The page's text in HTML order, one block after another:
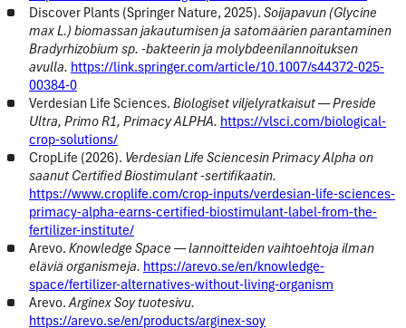
Discover Plants (Springer Nature, 2025). Soijapavun (Glycine
max L.) biomassan jakautumisen ja satomäärien parantaminen
Bradyrhizobium sp. -bakteerin ja molybdeenilannoituksen
avulla. https://link.springer.com/article/10.1007/s44372-025-
00384-0
Verdesian Life Sciences. Biologiset viljelyratkaisut — Preside
Ultra, Primo R1, Primacy ALPHA. https://vlsci.com/biological-
crop-solutions/
CropLife (2026). Verdesian Life Sciencesin Primacy Alpha on
saanut Certified Biostimulant -sertifikaatin.
https://www.croplife.com/crop-inputs/verdesian-life-sciences-
primacy-alpha-earns-certified-biostimulant-label-from-the-
fertilizer-institute/
Arevo. Knowledge Space — lannoitteiden vaihtoehtoja ilman
eläviä organismeja. https://arevo.se/en/knowledge-
space/fertilizer-alternatives-without-living-organism
Arevo.Arginex Soy tuotesivu.
https://arevo.se/en/products/arginex-soy